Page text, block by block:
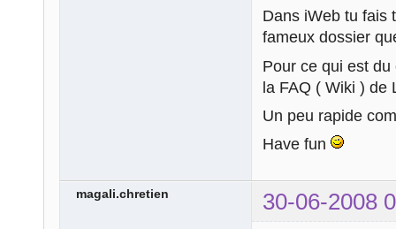
Dans iWeb tu fais
fameux dossier
Pour ce qui est
la FAQ ( Wiki ) de
Un peu rapide
Have fun
magali.chretien 30-06-2008